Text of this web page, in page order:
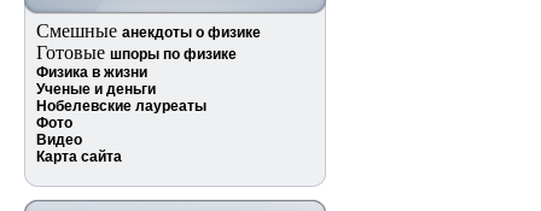
Смешные анекдоты о физике
Готовые шпоры по физике
Физика в жизни
Ученые и деньги
Нобелевские лауреаты
Фото
Видео
Карта сайта